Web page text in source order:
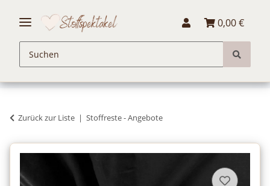
0,00 €
Zurück zur Liste Stoffreste - Angebote